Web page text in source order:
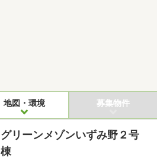
地図・環境 募集物件
グリーンメゾンいずみ野２号
棟